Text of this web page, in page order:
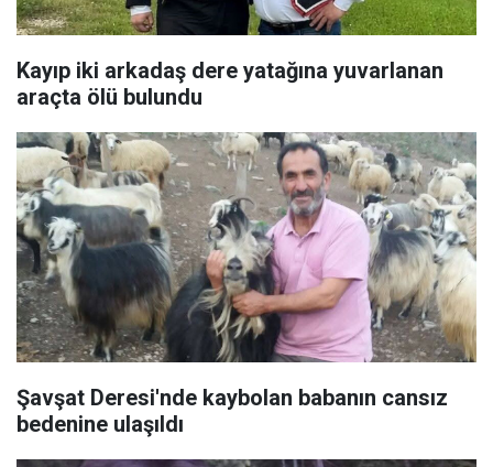
Kayıp iki arkadaş dere yatağına yuvarlanan
araçta ölü bulundu
Şavşat Deresi'nde kaybolan babanın cansız
bedenine ulaşıldı